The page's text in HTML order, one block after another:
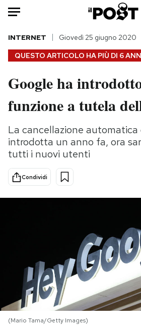
Auto
HOME
Italia
Politica
Tecnologia
Internet
Scienza
Cultura
Economia
Ok
NEWSLETTER
I MIEI PREFERITI
QUESTO ARTICOLO HA PIÙ DI 6
INTERNET Giovedì 25 giugno 2020
Google ha
funzione a tutela
La cancellazione automatica
introdotta un anno fa, ora
tutti i nuovi utenti
Condividi
(Mario Tama/Getty Images)